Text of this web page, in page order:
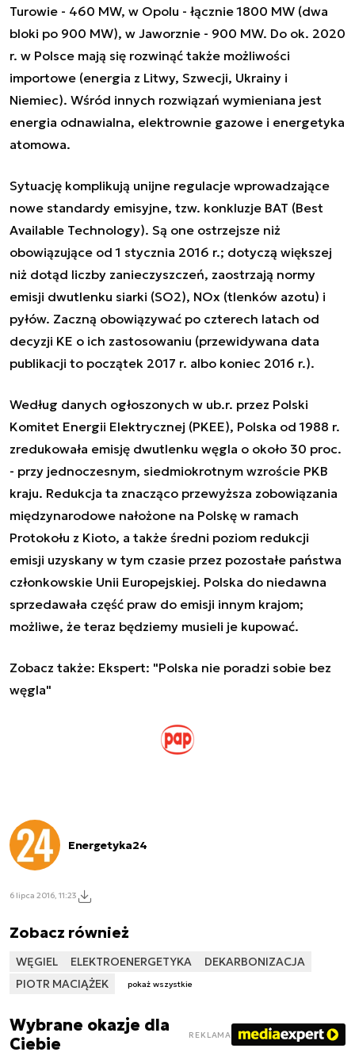
Turowie - 460 MW, w Opolu - łącznie 1800 MW (dwa
bloki po 900 MW), w Jaworznie - 900 MW. Do ok. 2020
r. w Polsce mają się rozwinąć także możliwości
importowe (energia z Litwy, Szwecji, Ukrainy i
Niemiec). Wśród innych rozwiązań wymieniana jest
energia odnawialna, elektrownie gazowe i energetyka
atomowa.
Sytuację komplikują unijne regulacje wprowadzające
nowe standardy emisyjne, tzw. konkluzje BAT (Best
Available Technology). Są one ostrzejsze niż
obowiązujące od 1 stycznia 2016 r.; dotyczą większej
niż dotąd liczby zanieczyszczeń, zaostrzają normy
emisji dwutlenku siarki (SO2), NOx (tlenków azotu) i
pyłów. Zaczną obowiązywać po czterech latach od
decyzji KE o ich zastosowaniu (przewidywana data
publikacji to początek 2017 r. albo koniec 2016 r.).
Według danych ogłoszonych w ub.r. przez Polski
Komitet Energii Elektrycznej (PKEE), Polska od 1988 r.
zredukowała emisję dwutlenku węgla o około 30 proc.
- przy jednoczesnym, siedmiokrotnym wzroście PKB
kraju. Redukcja ta znacząco przewyższa zobowiązania
międzynarodowe nałożone na Polskę w ramach
Protokołu z Kioto, a także średni poziom redukcji
emisji uzyskany w tym czasie przez pozostałe państwa
członkowskie Unii Europejskiej. Polska do niedawna
sprzedawała część praw do emisji innym krajom;
możliwe, że teraz będziemy musieli je kupować.
Zobacz także: Ekspert: "Polska nie poradzi sobie bez
węgla"
Energetyka24
6 lipca 2016, 11:23
Zobacz również
WĘGIEL ELEKTROENERGETYKA
DEKARBONIZACJA
PIOTR MACIĄŻEK
pokaż wszystkie
Wybrane okazje dla
Ciebie
REKLAMA